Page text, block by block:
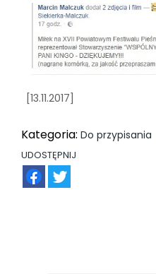
[13.11.2017]
Kategoria: Do przypisania
UDOSTĘPNIJ